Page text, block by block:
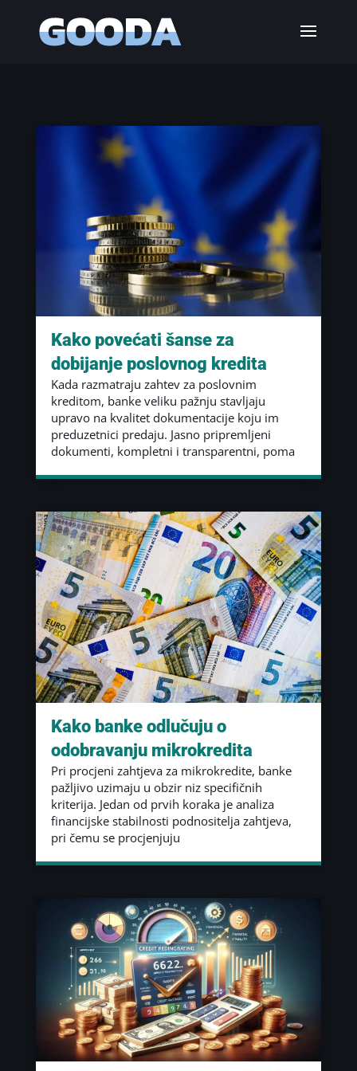
Kako povećati šanse za
dobijanje poslovnog kredita
Kada razmatraju zahtev za poslovnim
kreditom, banke veliku pažnju stavljaju
upravo na kvalitet dokumentacije koju im
preduzetnici predaju. Jasno pripremljeni
dokumenti, kompletni i transparentni, poma
Kako banke odlučuju o
odobravanju mikrokredita
Pri procjeni zahtjeva za mikrokredite, banke
pažljivo uzimaju u obzir niz specifičnih
kriterija. Jedan od prvih koraka je analiza
financijske stabilnosti podnositelja zahtjeva,
pri čemu se procjenjuju